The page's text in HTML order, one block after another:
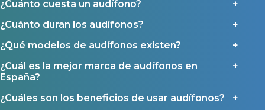
¿Cuánto cuesta un audífono?
¿Cuánto duran los audífonos?
¿Qué modelos de audífonos existen?
¿Cuál es la mejor marca de audífonos en
España?
¿Cuáles son los beneficios de usar audífonos?
Ayudas para audífonos en Castilla-La Mancha
Ayudas para audífonos en Andalucía
Ayudas para audífonos en Galicia
Contáctanos